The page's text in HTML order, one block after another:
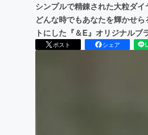
シンプルで精錬された大粒ダ
どんな時でもあなたを輝かせ
トにした『＆E』オリジナルブ
ポスト シェア